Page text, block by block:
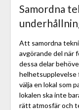
Samordna
Att samordna
avgörande del när
dessa delar
välja en lokal som
lokalen ska inte
rätt atmosfär och